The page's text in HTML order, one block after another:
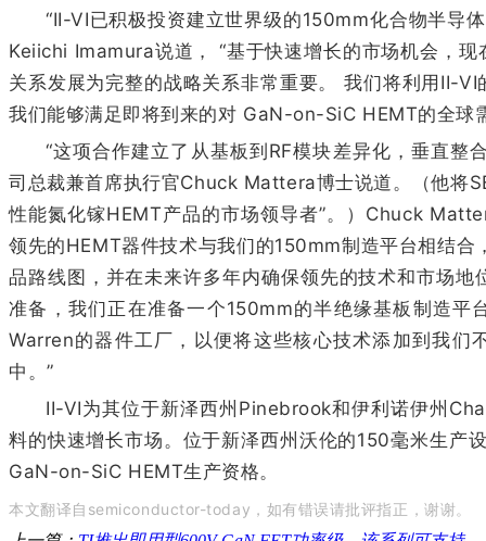
“II-VI已积极投资建立世界级的150mm化合物半导
Keiichi Imamura说道， “基于快速增长的市场机会，现
关系发展为完整的战略关系非常重要。 我们将利用II-
我们能够满足即将到来的对 GaN-on-SiC HEMT的全球
“这项合作建立了从基板到RF模块差异化，垂直整
司总裁兼首席执行官Chuck Mattera博士说道。（他将
性能氮化镓HEMT产品的市场领导者”。）Chuck
领先的HEMT器件技术与我们的150mm制造平台相结合
品路线图，并在未来许多年内确保领先的技术和市场地
准备，我们正在准备一个150mm的半绝缘基板制造平
Warren的器件工厂，以便将这些核心技术添加到我们
中。”
II-VI为其位于新泽西州Pinebrook和伊利诺伊州
料的快速增长市场。位于新泽西州沃伦的150毫米生产
GaN-on-SiC HEMT生产资格。
本文翻译自 semiconductor-today， 如有错误请批评指正，谢谢。